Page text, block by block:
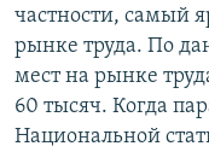
частности, самый
рынке труда. По
мест на рынке
60 тысяч. Когда
Национальной